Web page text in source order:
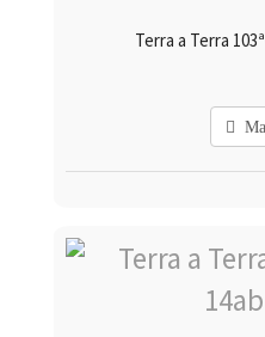
Terra a Terra